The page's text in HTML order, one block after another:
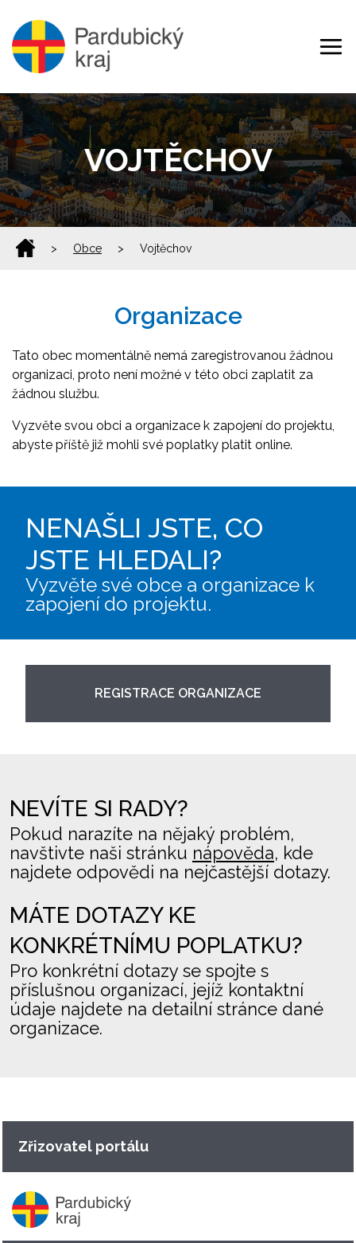
VOJTĚCHOV
> Obce > Vojtěchov
Organizace
Tato obec momentálně nemá zaregistrovanou žádnou
organizaci, proto není možné v této obci zaplatit za
žádnou službu.
Vyzvěte svou obci a organizace k zapojení do projektu,
abyste příště již mohli své poplatky platit online.
NENAŠLI JSTE, CO
JSTE HLEDALI?
Vyzvěte své obce a organizace k
zapojení do projektu.
REGISTRACE ORGANIZACE
NEVÍTE SI RADY?
Pokud narazíte na nějaký problém,
navštivte naši stránku nápověda, kde
najdete odpovědi na nejčastější dotazy.
MÁTE DOTAZY KE
KONKRÉTNÍMU POPLATKU?
Pro konkrétní dotazy se spojte s
příslušnou organizací, jejíž kontaktní
údaje najdete na detailní stránce dané
organizace.
Zřizovatel portálu